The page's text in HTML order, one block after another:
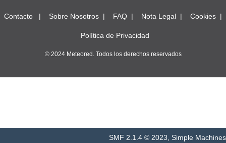
Contacto Sobre Nosotros FAQ Nota Legal Cookies
Política de Privacidad
© 2024 Meteored. Todos los derechos reservados
SMF 2.1.4 © 2023, Simple Machines